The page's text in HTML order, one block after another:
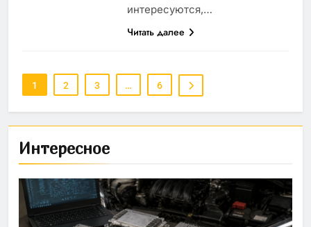
интересуются,…
Читать далее
1 2 3 … 6
Интересное